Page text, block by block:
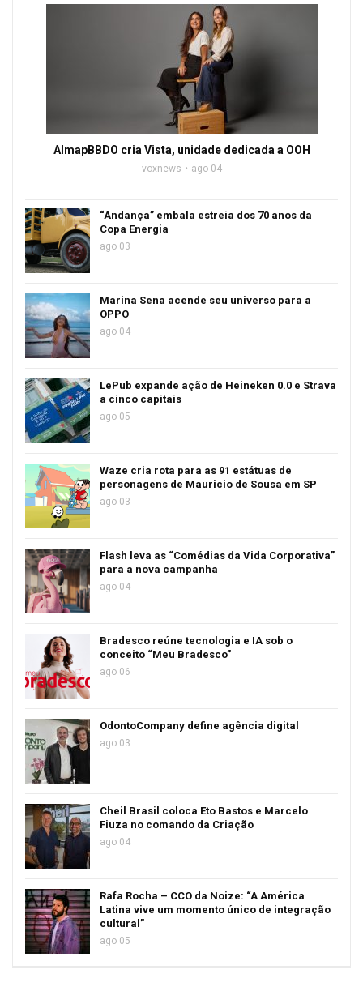
AlmapBBDO cria Vista, unidade dedicada a OOH
voxnews ago 04
“Andança” embala estreia dos 70 anos da
Copa Energia
ago 03
Marina Sena acende seu universo para a
OPPO
ago 04
LePub expande ação de Heineken 0.0 e Strava
a cinco capitais
ago 05
Waze cria rota para as 91 estátuas de
personagens de Mauricio de Sousa em SP
ago 03
Flash leva as “Comédias da Vida Corporativa”
para a nova campanha
ago 04
Bradesco reúne tecnologia e IA sob o
conceito “Meu Bradesco”
ago 06
OdontoCompany define agência digital
ago 03
Cheil Brasil coloca Eto Bastos e Marcelo
Fiuza no comando da Criação
ago 04
Rafa Rocha – CCO da Noize: “A América
Latina vive um momento único de integração
cultural”
ago 05